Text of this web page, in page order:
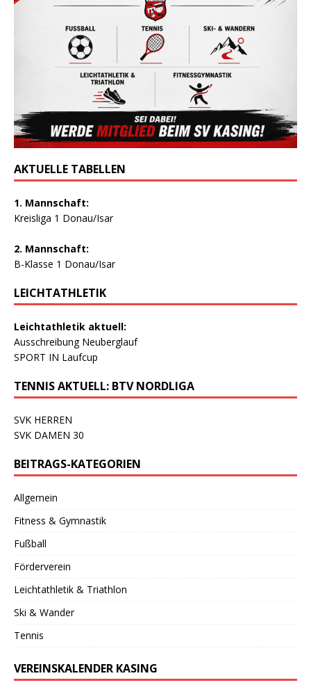
AKTUELLE TABELLEN
1. Mannschaft:
Kreisliga 1 Donau/Isar
2. Mannschaft:
B-Klasse 1 Donau/Isar
LEICHTATHLETIK
Leichtathletik aktuell:
Ausschreibung Neuberglauf
SPORT IN Laufcup
TENNIS AKTUELL: BTV NORDLIGA
SVK HERREN
SVK DAMEN 30
BEITRAGS-KATEGORIEN
Allgemein
Fitness & Gymnastik
Fußball
Förderverein
Leichtathletik & Triathlon
Ski & Wander
Tennis
VEREINSKALENDER KASING